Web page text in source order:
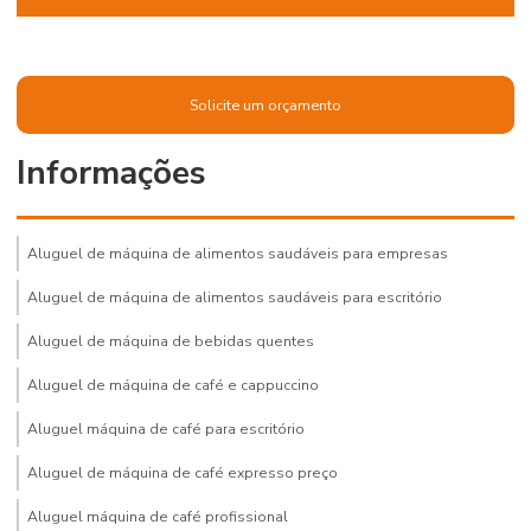
Solicite um orçamento
Informações
Aluguel de máquina de alimentos saudáveis para empresas
Aluguel de máquina de alimentos saudáveis para escritório
Aluguel de máquina de bebidas quentes
Aluguel de máquina de café e cappuccino
Aluguel máquina de café para escritório
Aluguel de máquina de café expresso preço
Aluguel máquina de café profissional